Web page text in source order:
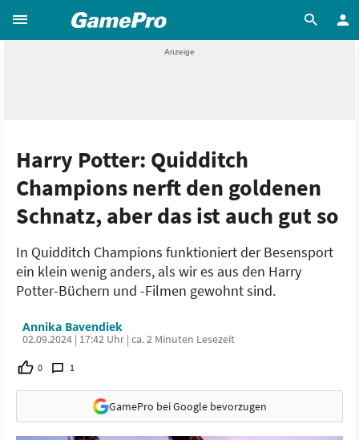
Harry Potter: Quidditch
Champions nerft den goldenen
Schnatz, aber das ist auch gut so
In Quidditch Champions funktioniert der Besensport
ein klein wenig anders, als wir es aus den Harry
Potter-Büchern und -Filmen gewohnt sind.
Annika Bavendiek
02.09.2024 | 17:42 Uhr | ca. 2 Minuten Lesezeit
0 1
GamePro bei Google bevorzugen